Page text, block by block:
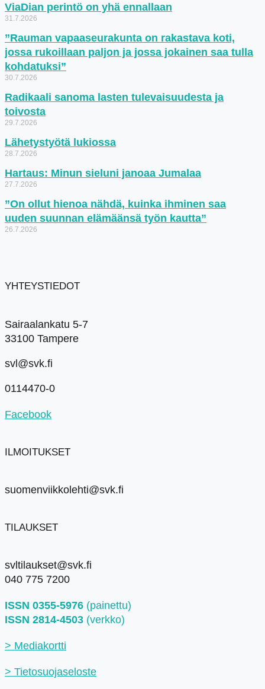
ViaDian perintö on yhä ennallaan
31.7.2026
”Rauman vapaaseurakunta on rakastava koti,
jossa rukoillaan paljon ja jossa jokainen saa tulla
kohdatuksi”
30.7.2026
Radikaali sanoma lasten tulevaisuudesta ja
toivosta
29.7.2026
Lähetystyötä lukiossa
28.7.2026
Hartaus: Minun sieluni janoaa Jumalaa
27.7.2026
”On ollut hienoa nähdä, kuinka ihminen saa
uuden suunnan elämäänsä työn kautta”
26.7.2026
YHTEYSTIEDOT
Sairaalankatu 5-7
33100 Tampere
svl@svk.fi
0114470-0
Facebook
ILMOITUKSET
suomenviikkolehti@svk.fi
TILAUKSET
svltilaukset@svk.fi
040 775 7200
ISSN 0355-5976 (painettu)
ISSN 2814-4503 (verkko)
> Mediakortti
> Tietosuojaseloste